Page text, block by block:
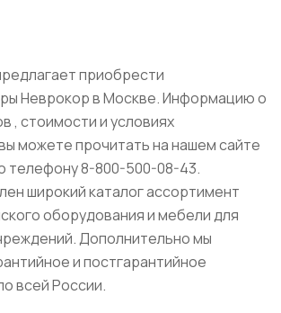
приобрести
Неврокор в Москве. Информацию о
, стоимости и условиях
можете прочитать на нашем сайте
телефону 8-800-500-08-43.
широкий каталог ассортимент
оборудования и мебели для
Дополнительно мы
и постгарантийное
всей России.